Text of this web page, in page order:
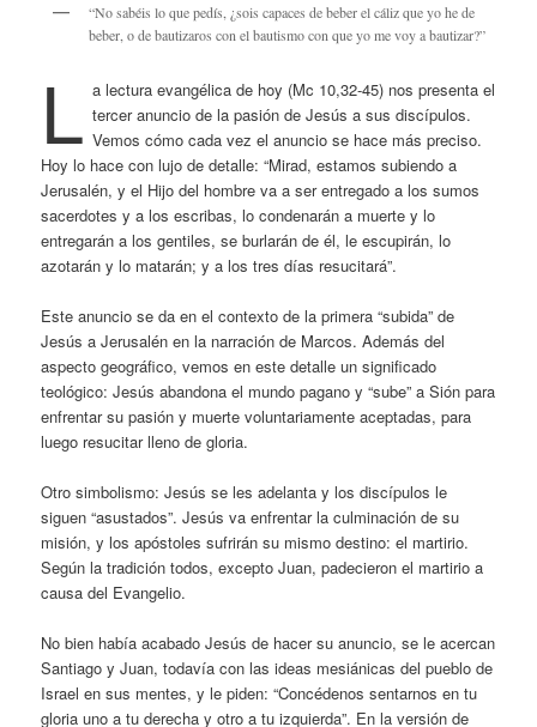
“No sabéis lo que pedís, ¿sois capaces de beber el cáliz que yo he de
beber, o de bautizaros con el bautismo con que yo me voy a bautizar?”
L a lectura evangélica de hoy (Mc 10,32-45) nos presenta el
tercer anuncio de la pasión de Jesús a sus discípulos.
Vemos cómo cada vez el anuncio se hace más preciso.
Hoy lo hace con lujo de detalle: “Mirad, estamos subiendo a
Jerusalén, y el Hijo del hombre va a ser entregado a los sumos
sacerdotes y a los escribas, lo condenarán a muerte y lo
entregarán a los gentiles, se burlarán de él, le escupirán, lo
azotarán y lo matarán; y a los tres días resucitará”.
Este anuncio se da en el contexto de la primera “subida” de
Jesús a Jerusalén en la narración de Marcos. Además del
aspecto geográfico, vemos en este detalle un significado
teológico: Jesús abandona el mundo pagano y “sube” a Sión para
enfrentar su pasión y muerte voluntariamente aceptadas, para
luego resucitar lleno de gloria.
Otro simbolismo: Jesús se les adelanta y los discípulos le
siguen “asustados”. Jesús va enfrentar la culminación de su
misión, y los apóstoles sufrirán su mismo destino: el martirio.
Según la tradición todos, excepto Juan, padecieron el martirio a
causa del Evangelio.
No bien había acabado Jesús de hacer su anuncio, se le acercan
Santiago y Juan, todavía con las ideas mesiánicas del pueblo de
Israel en sus mentes, y le piden: “Concédenos sentarnos en tu
gloria uno a tu derecha y otro a tu izquierda”. En la versión de